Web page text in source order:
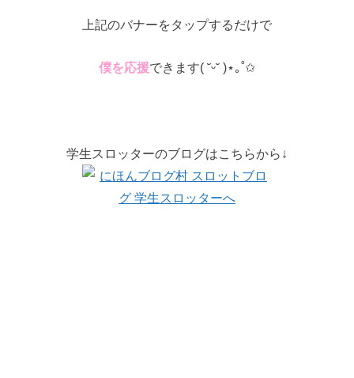
上記のバナーをタップするだけで
僕を応援できます( ˘ᵕ˘ )⋆｡˚✩
学生スロッターのブログはこちらから↓